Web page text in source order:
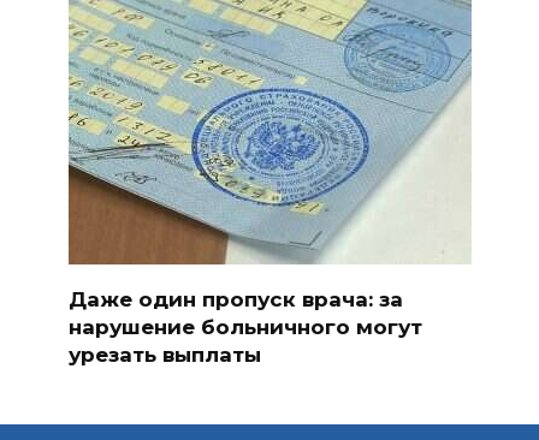
Даже один пропуск врача: за
нарушение больничного могут
урезать выплаты